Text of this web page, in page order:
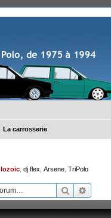
La carrosserie
lozoic dj flex Arsene TriPolo
Rechercher